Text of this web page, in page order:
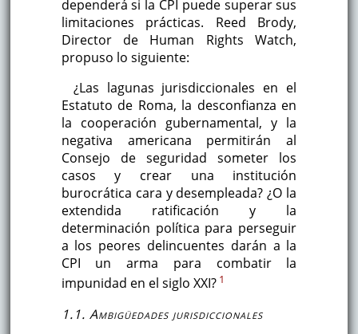
dependerá si la CPI puede superar sus
limitaciones prácticas. Reed Brody,
Director de Human Rights Watch,
propuso lo siguiente:
¿Las lagunas jurisdiccionales en el
Estatuto de Roma, la desconfianza en
la cooperación gubernamental, y la
negativa americana permitirán al
Consejo de seguridad someter los
casos y crear una institución
burocrática cara y desempleada? ¿O la
extendida ratificación y la
determinación política para perseguir
a los peores delincuentes darán a la
CPI un arma para combatir la
impunidad en el siglo XXI? 1
1.1. Ambigüedades jurisdiccionales